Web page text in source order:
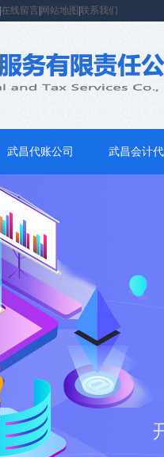
在线留言 网站地图 联系我们
武昌代账公司 武昌会计